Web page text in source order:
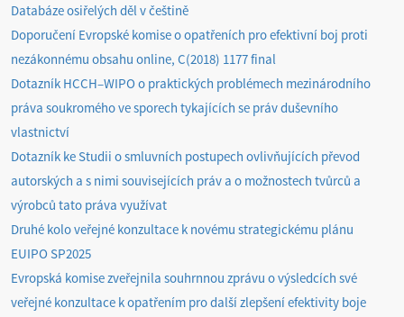
Databáze osiřelých děl v češtině
Doporučení Evropské komise o opatřeních pro efektivní boj proti
nezákonnému obsahu online, C(2018) 1177 final
Dotazník HCCH–WIPO o praktických problémech mezinárodního
práva soukromého ve sporech tykajících se práv duševního
vlastnictví
Dotazník ke Studii o smluvních postupech ovlivňujících převod
autorských a s nimi souvisejících práv a o možnostech tvůrců a
výrobců tato práva využívat
Druhé kolo veřejné konzultace k novému strategickému plánu
EUIPO SP2025
Evropská komise zveřejnila souhrnnou zprávu o výsledcích své
veřejné konzultace k opatřením pro další zlepšení efektivity boje